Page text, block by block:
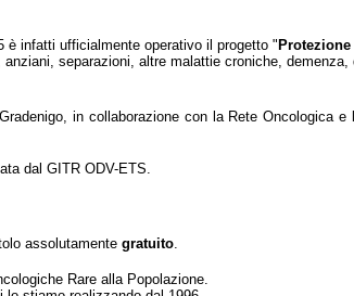
è infatti ufficialmente operativo il progetto "
separazioni, altre malattie croniche, demenza,
in collaborazione con la Rete Oncologica e
dal GITR ODV-ETS.
assolutamente gratuito.
Rare alla Popolazione.